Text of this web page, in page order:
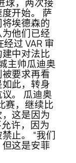
球，两次接
开始。 萨
埃德森的
他们已经
过 VAR 审
中对法比
主帅瓜迪奥
要求再看
此，转身
。 瓜迪奥
赛，继续比
这是因为
许，因为
止。 “我们
这是安菲